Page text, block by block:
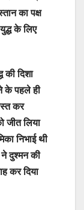
का पक्ष
के लिए
की दिशा
के पहले ही
कर
लिया
निभाई थी
ने दुश्मन की
कर दिया